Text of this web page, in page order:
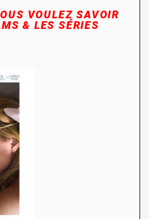
VOULEZ SAVOIR
& LES SÉRIES